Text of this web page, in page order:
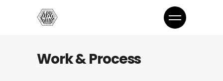
Work & Process